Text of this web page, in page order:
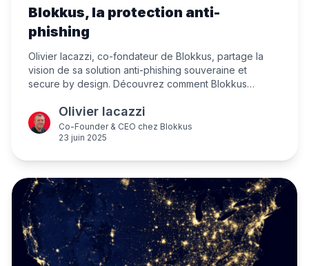
Blokkus, la protection anti-
phishing
Olivier Iacazzi, co-fondateur de Blokkus, partage la
vision de sa solution anti-phishing souveraine et
secure by design. Découvrez comment Blokkus
approche zéro-trust et sa gestion du réseau de
confiance, tout en respectant la confidentialité des
données.
Olivier Iacazzi
Co-Founder & CEO chez Blokkus
23 juin 2025